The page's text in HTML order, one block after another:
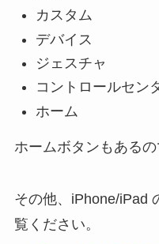
カスタム
デバイス
ジェスチャ
コントロールセン
ホーム
ホームボタンもあるの
その他、iPhone/iPad
覧ください。